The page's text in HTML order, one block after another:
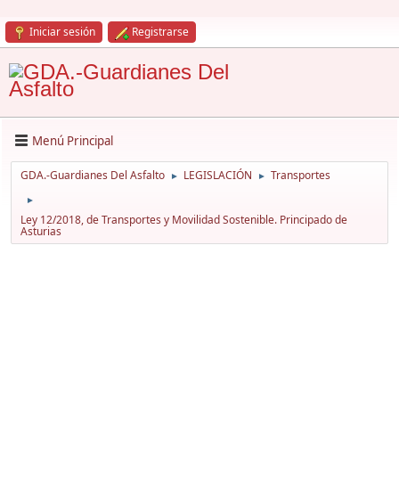
Iniciar sesión Registrarse
Menú Principal
GDA.-Guardianes Del Asfalto ► LEGISLACIÓN ► Transportes
►
Ley 12/2018, de Transportes y Movilidad Sostenible. Principado de
Asturias